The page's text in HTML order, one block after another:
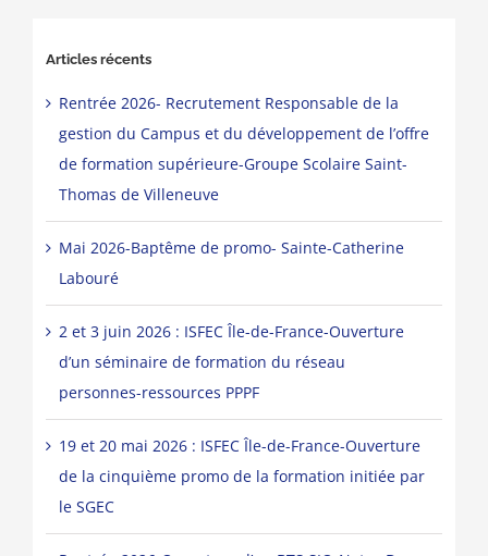
Articles récents
Rentrée 2026- Recrutement Responsable de la
gestion du Campus et du développement de l’offre
de formation supérieure-Groupe Scolaire Saint-
Thomas de Villeneuve
Mai 2026-Baptême de promo- Sainte-Catherine
Labouré
2 et 3 juin 2026 : ISFEC Île-de-France-Ouverture
d’un séminaire de formation du réseau
personnes-ressources PPPF
19 et 20 mai 2026 : ISFEC Île-de-France-Ouverture
de la cinquième promo de la formation initiée par
le SGEC